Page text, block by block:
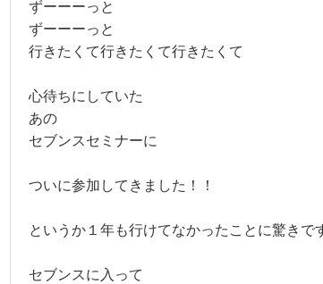
ずーーーっと
ずーーーっと
行きたくて行きたくて行きたくて
心待ちにしていた
あの
セブンスセミナーに
ついに参加してきました！！
というか１年も行けてなかったことに驚きで
セブンスに入って